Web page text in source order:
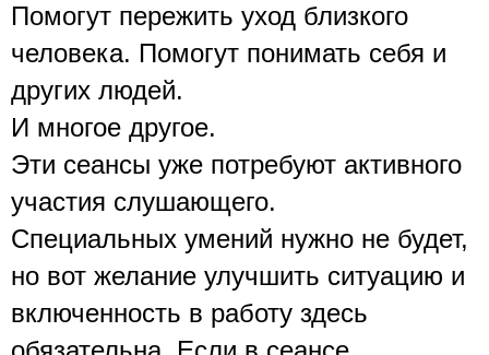
Помогут пережить уход близкого
человека. Помогут понимать себя и
других людей.
И многое другое.
Эти сеансы уже потребуют активного
участия слушающего.
Специальных умений нужно не будет,
но вот желание улучшить ситуацию и
включенность в работу здесь